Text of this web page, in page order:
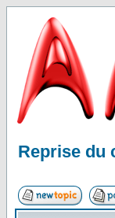
Reprise du